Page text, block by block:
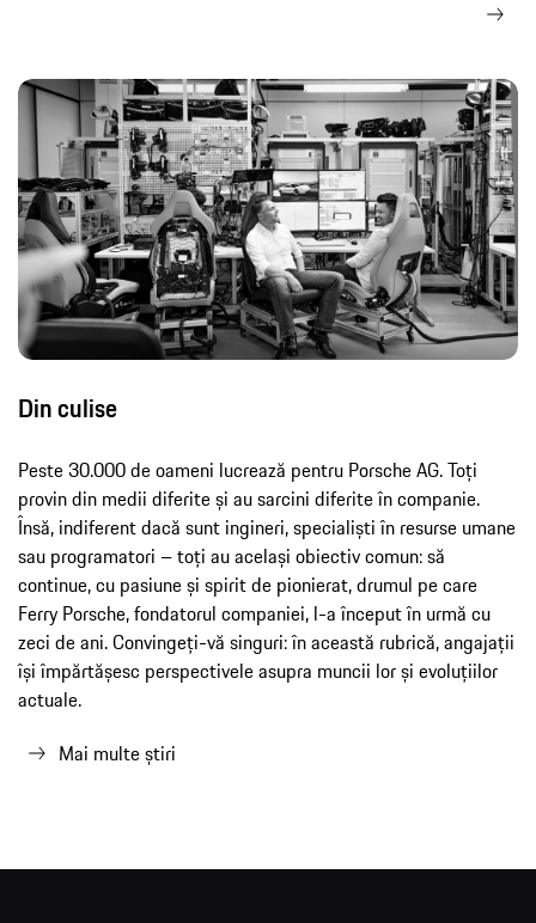
Din culise
Peste 30.000 de oameni lucrează pentru Porsche AG. Toți
provin din medii diferite și au sarcini diferite în companie.
Însă, indiferent dacă sunt ingineri, specialiști în resurse umane
sau programatori – toți au același obiectiv comun: să
continue, cu pasiune și spirit de pionierat, drumul pe care
Ferry Porsche, fondatorul companiei, l-a început în urmă cu
zeci de ani. Convingeți-vă singuri: în această rubrică, angajații
își împărtășesc perspectivele asupra muncii lor și evoluțiilor
actuale.
Mai multe știri